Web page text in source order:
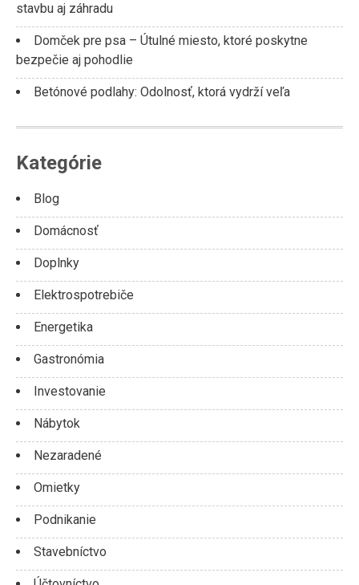
stavbu aj záhradu
Domček pre psa – Útulné miesto, ktoré poskytne
bezpečie aj pohodlie
Betónové podlahy: Odolnosť, ktorá vydrží veľa
Kategórie
Blog
Domácnosť
Doplnky
Elektrospotrebiče
Energetika
Gastronómia
Investovanie
Nábytok
Nezaradené
Omietky
Podnikanie
Stavebníctvo